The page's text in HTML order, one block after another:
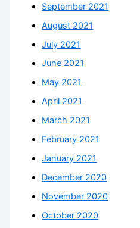
September 2021
August 2021
July 2021
June 2021
May 2021
April 2021
March 2021
February 2021
January 2021
December 2020
November 2020
October 2020